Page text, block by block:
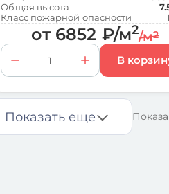
Общая высота
Класс пожарной опасности
от 6852 ₽/м2/м2
Показать еще